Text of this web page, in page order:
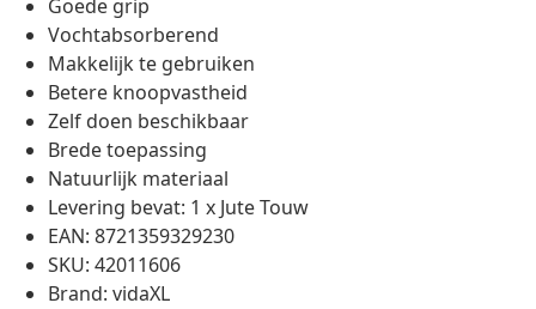
Goede grip
Vochtabsorberend
Makkelijk te gebruiken
Betere knoopvastheid
Zelf doen beschikbaar
Brede toepassing
Natuurlijk materiaal
Levering bevat: 1 x Jute Touw
EAN: 8721359329230
SKU: 42011606
Brand: vidaXL